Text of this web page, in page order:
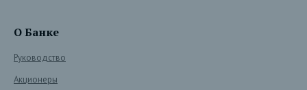
О Банке
Руководство
Акционеры